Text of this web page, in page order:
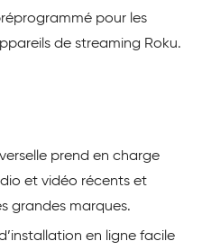
pour les
de streaming Roku.
prend en charge
et vidéo récents et
grandes marques.
en ligne facile